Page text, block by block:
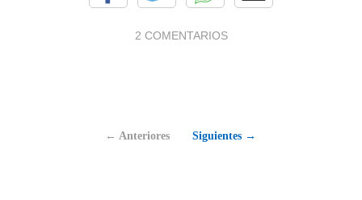
2 COMENTARIOS
← Anteriores Siguientes →